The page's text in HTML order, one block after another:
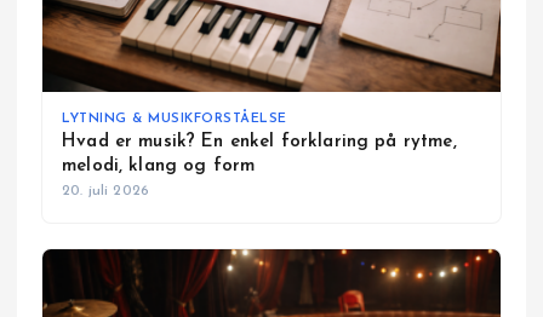
LYTNING & MUSIKFORSTÅELSE
Hvad er musik? En enkel forklaring på rytme,
melodi, klang og form
20. juli 2026